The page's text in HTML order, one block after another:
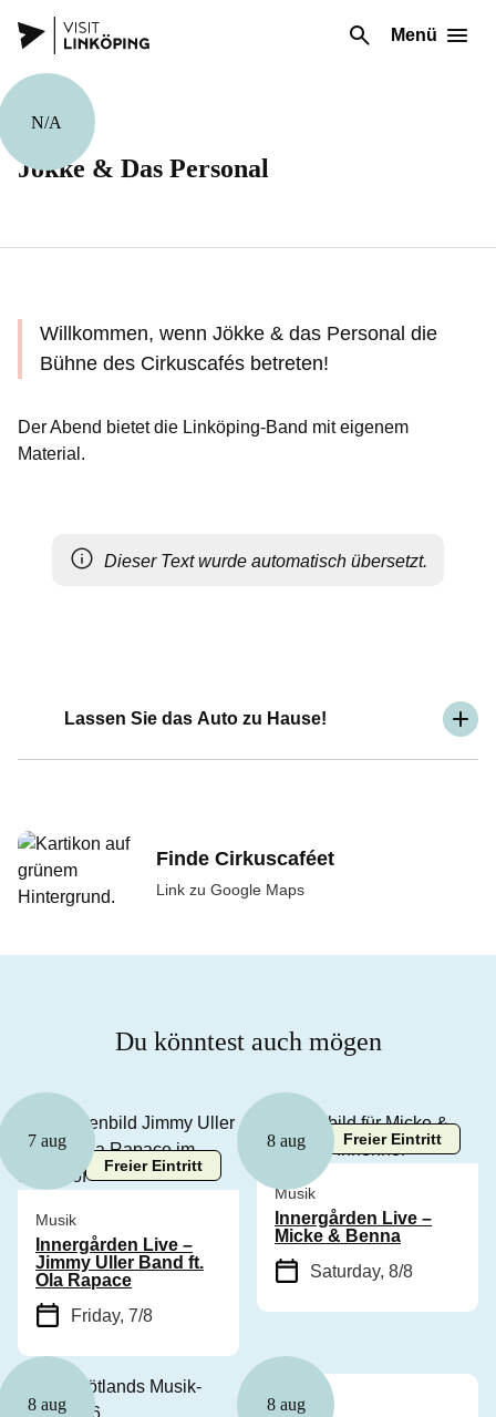
Menü
N/A
Musik
Jökke & Das Personal
Willkommen, wenn Jökke & das Personal die
Bühne des Cirkuscafés betreten!
Der Abend bietet die Linköping-Band mit eigenem
Material.
Dieser Text wurde automatisch übersetzt.
Lassen Sie das Auto zu Hause!
Finde Cirkuscaféet
Link zu Google Maps
Du könntest auch mögen
7 aug
Freier Eintritt
Musik
Innergården Live –
Jimmy Uller Band ft.
Ola Rapace
Friday, 7/8
8 aug Freier Eintritt
Musik
Innergården Live –
Micke & Benna
Saturday, 8/8
8 aug 8 aug
Musik